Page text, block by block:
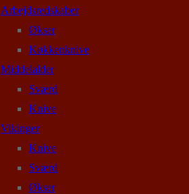
Arbejdsredskaber
Økser
Køkkenknive
Middelalder
Sværd
Knive
Vikinger
Knive
Sværd
Økser